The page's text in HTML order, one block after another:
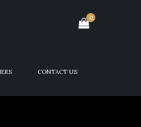
0
CONTACT US